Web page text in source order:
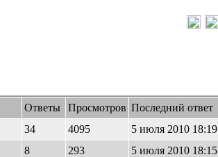
Ответы Просмотров Последний ответ
34 4095
5 июля 2010 18:19
8 293
5 июля 2010 18:15